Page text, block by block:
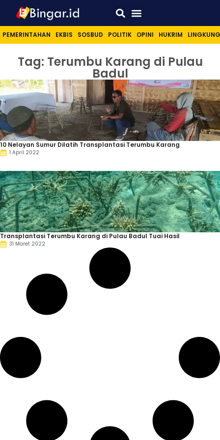
PEMERINTAHAN EKBIS SOSBUD POLITIK OPINI HUKRIM
Tag: Terumbu Karang di Pulau
Badul
10 Nelayan Sumur Dilatih Transplantasi Terumbu Karang
1 April 2022
Transplantasi Terumbu Karang di Pulau Badul Tuai Hasil
31 Maret 2022